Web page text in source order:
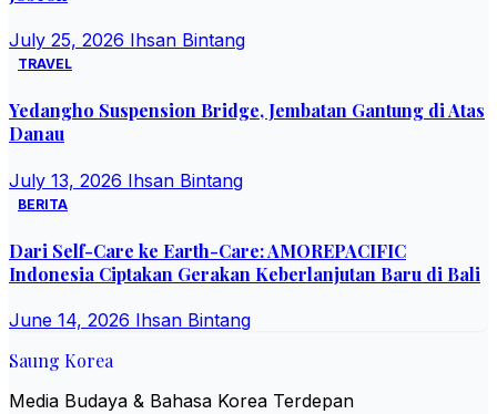
July 25, 2026 Ihsan Bintang
TRAVEL
Yedangho Suspension Bridge, Jembatan Gantung di Atas
Danau
July 13, 2026 Ihsan Bintang
BERITA
Dari Self-Care ke Earth-Care: AMOREPACIFIC
Indonesia Ciptakan Gerakan Keberlanjutan Baru di Bali
June 14, 2026 Ihsan Bintang
Saung Korea
Media Budaya & Bahasa Korea Terdepan